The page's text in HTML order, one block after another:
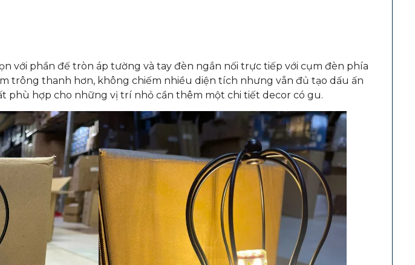
với phần đế tròn áp tường và tay đèn ngắn nối trực tiếp với cụm đèn phía
trông thanh hơn, không chiếm nhiều diện tích nhưng vẫn đủ tạo dấu ấn
phù hợp cho những vị trí nhỏ cần thêm một chi tiết decor có gu.